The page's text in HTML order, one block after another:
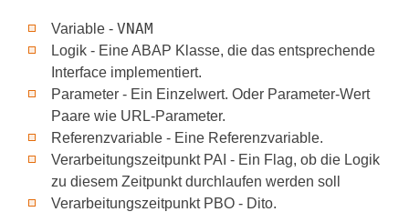
Variable - VNAM
Logik - Eine ABAP Klasse, die das entsprechende
Interface implementiert.
Parameter - Ein Einzelwert. Oder Parameter-Wert
Paare wie URL-Parameter.
Referenzvariable - Eine Referenzvariable.
Verarbeitungszeitpunkt PAI - Ein Flag, ob die Logik
zu diesem Zeitpunkt durchlaufen werden soll
Verarbeitungszeitpunkt PBO - Dito.